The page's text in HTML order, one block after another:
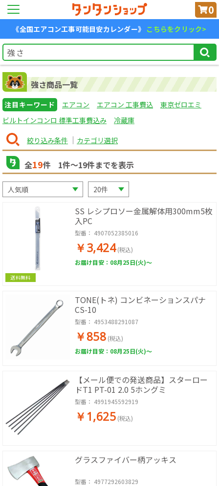
0
《全国エアコン工事可能目安カレンダー》 こちらをクリック>
強さ商品一覧
注目キーワード エアコン エアコン 工事費込
東京ゼロエミ
ビルトインコンロ 標準工事費込み
冷蔵庫
絞り込み条件 カテゴリ選択
全19件 1件〜19件までを表示
送料無料
SS レシプロソー金属解体用300mm5枚
入PC
型番： 4907052385016
￥3,424 (税込)
お届け目安：08月25日(火)～
TONE(トネ) コンビネーションスパナ
CS-10
型番： 4953488291087
￥858 (税込)
お届け目安：08月25日(火)～
【メール便での発送商品】スターロー
ドT1 PT-01 2.0 5ホングミ
型番： 4991945592919
￥1,625 (税込)
グラスファイバー柄アッキス
型番： 4977292603829